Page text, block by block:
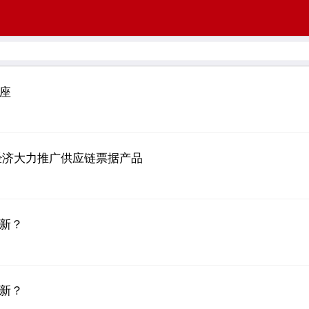
大力推广供应链票据产品
？
？